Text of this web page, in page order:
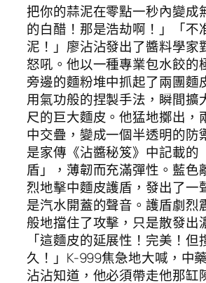
把你的蒜泥在零點一秒內變成
的白醋！那是浩劫啊！」「不
泥！」廖沾沾發出了醬料學家
怒吼。他以一種專業包水餃的
旁邊的麵粉堆中抓起了兩團麵
用氣功般的捏製手法，瞬間擴
尺的巨大麵皮。他猛地擲出，
中交疊，變成一個半透明的防
是家傳《沾醬秘笈》中記載的
盾」，薄韌而充滿彈性。藍色
烈地擊中麵皮護盾，發出了一
是汽水開蓋的聲音。護盾劇烈
般地擋住了攻擊，只是散發出
「這麵皮的延展性！完美！但
久！」K-999焦急地大喊，中
沾沾知道，他必須帶走他那缸